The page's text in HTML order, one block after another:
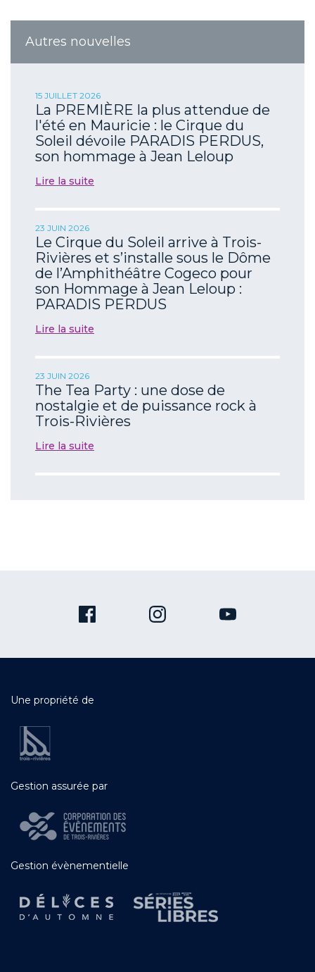
Autres nouvelles
15 JUILLET 2026
La PREMIÈRE la plus attendue de
l'été en Mauricie : le Cirque du
Soleil dévoile PARADIS PERDUS,
son hommage à Jean Leloup
Lire la suite
23 JUIN 2026
Le Cirque du Soleil arrive à Trois-
Rivières et s’installe sous le Dôme
de l’Amphithéâtre Cogeco pour
son Hommage à Jean Leloup :
PARADIS PERDUS
Lire la suite
23 JUIN 2026
The Tea Party : une dose de
nostalgie et de puissance rock à
Trois-Rivières
Lire la suite
Une propriété de
Gestion assurée par
Gestion évènementielle